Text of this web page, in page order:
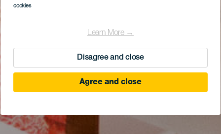
cookies
Learn More →
Disagree and close
Agree and close